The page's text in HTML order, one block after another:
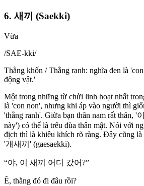
6. 새끼 (Saekki)
Vừa
/SAE-kki/
Thằng khốn / Thằng ranh: nghĩa đen là
động vật.'
Một trong những từ chửi linh hoạt nhất
là 'con non', nhưng khi áp vào người thì
'thằng ranh'. Giữa bạn thân nam rất thân, '
này') có thể là trêu đùa thân mật. Nói với
địch thì là khiêu khích rõ ràng. Đây cũng là
'개새끼' (gaesaekki).
“야, 이 새끼 어디 갔어?”
Ê, thằng đó đi đâu rồi?